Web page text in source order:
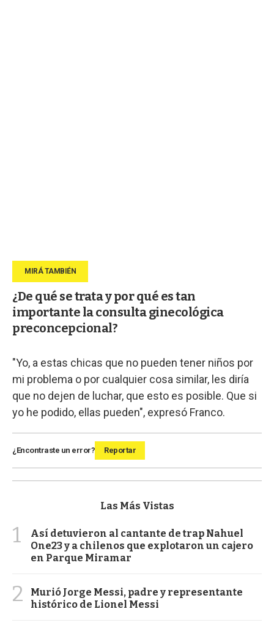
¿De qué se trata y por qué es tan
importante la consulta ginecológica
preconcepcional?
"Yo, a estas chicas que no pueden tener niños por
mi problema o por cualquier cosa similar, les diría
que no dejen de luchar, que esto es posible. Que si
yo he podido, ellas pueden", expresó Franco.
¿Encontraste un error? Reportar
Las Más Vistas
1
Así detuvieron al cantante de trap Nahuel
One23 y a chilenos que explotaron un cajero
en Parque Miramar
2
Murió Jorge Messi, padre y representante
histórico de Lionel Messi